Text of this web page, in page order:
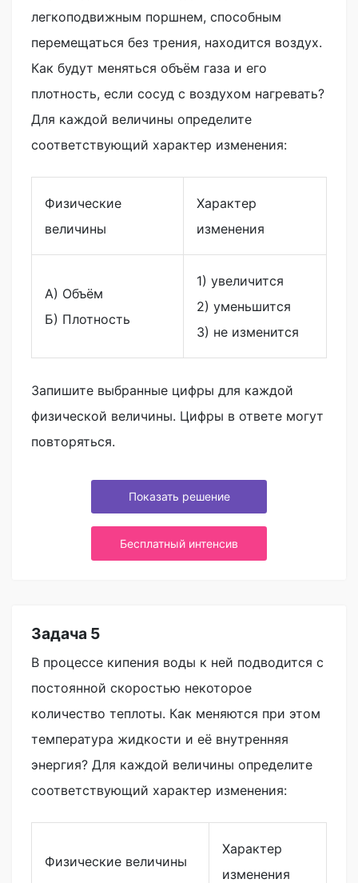
легкоподвижным поршнем, способным
перемещаться без трения, находится воздух.
Как будут меняться объём газа и его
плотность, если сосуд с воздухом нагревать?
Для каждой величины определите
соответствующий характер изменения:
Физические
величины
Характер
изменения
A) Объём
Б) Плотность
1) увеличится
2) уменьшится
3) не изменится
Запишите выбранные цифры для каждой
физической величины. Цифры в ответе могут
повторяться.
Показать решение
Бесплатный интенсив
Задача 5
В процессе кипения воды к ней подводится с
постоянной скоростью некоторое
количество теплоты. Как меняются при этом
температура жидкости и её внутренняя
энергия? Для каждой величины определите
соответствующий характер изменения:
Физические величины
Характер
изменения